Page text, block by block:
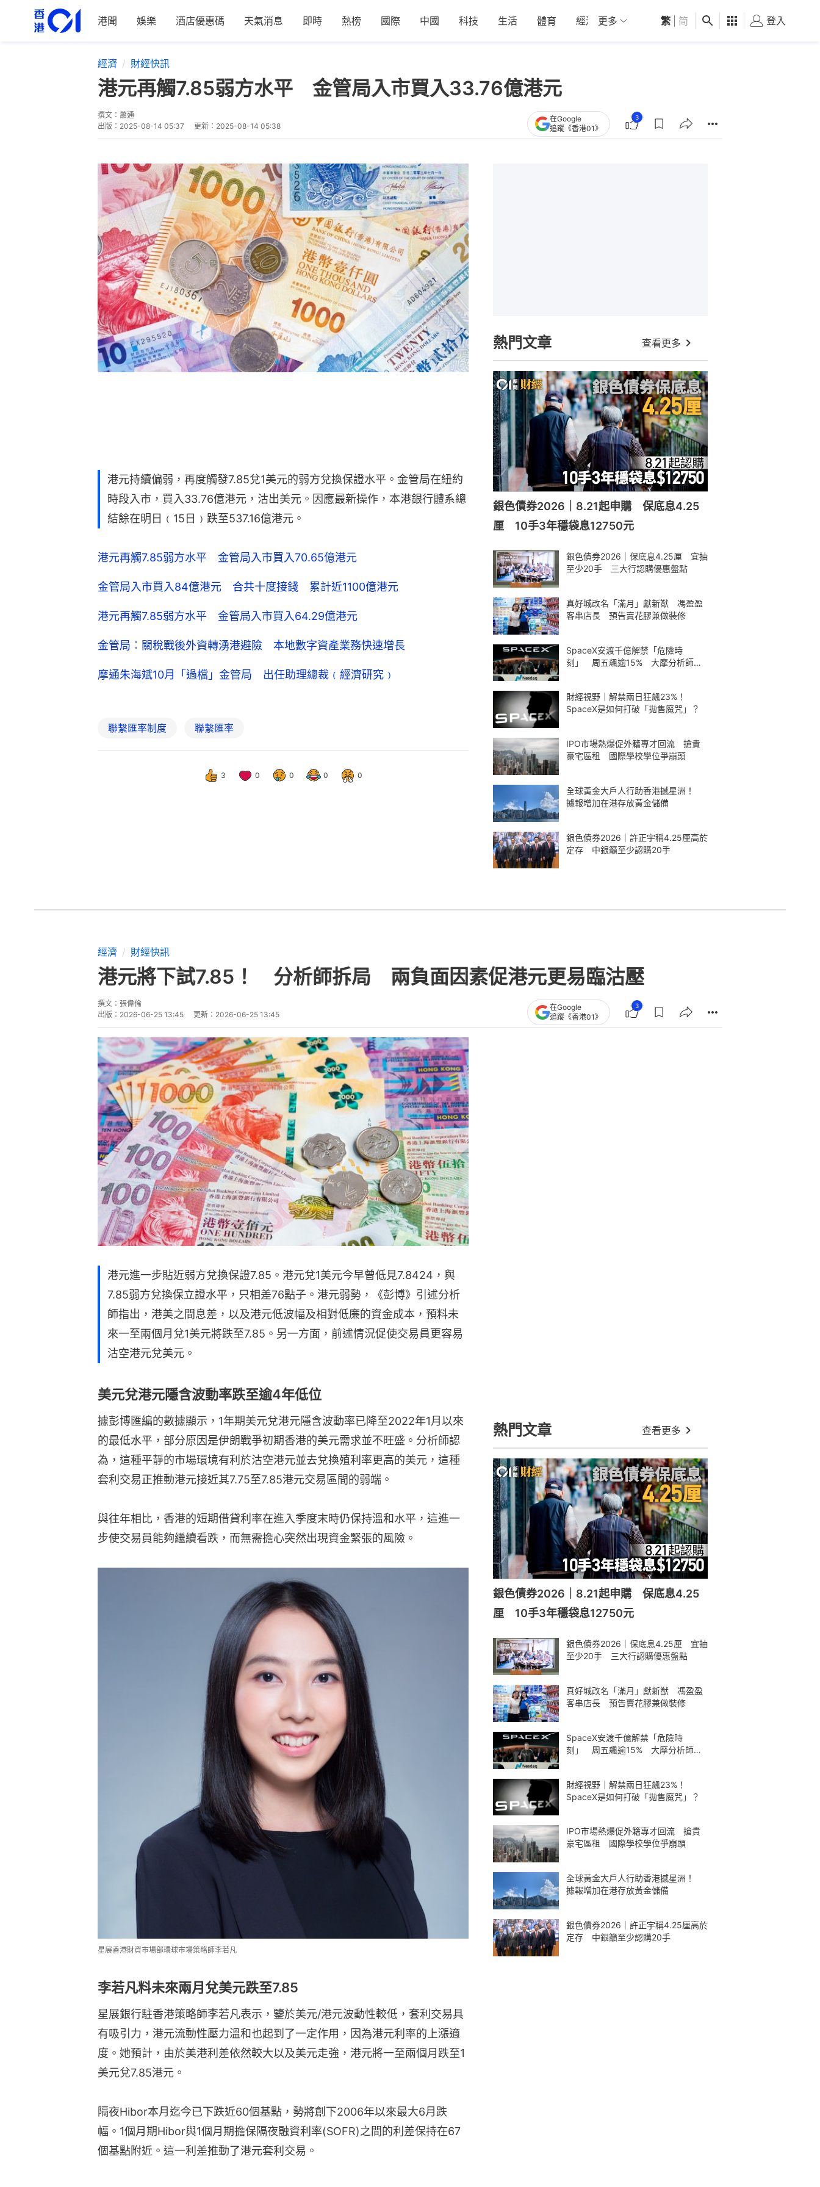
港聞 娛樂 酒店優惠碼 天氣消息 即時 熱榜 國際 中國 科技 生活 體育 經濟 01深圳 觀點 健康 好食玩飛
更多 繁 简 登入
經濟 財經快訊
港元再觸7.85弱方水平 金管局入市買入33.76億港元
撰文： 蕭通
出版： 2025-08-14 05:37 更新： 2025-08-14 05:38
在Google
追蹤《香港01》
3
港元持續偏弱，再度觸發7.85兌1美元的弱方兌換保證水平。金管局在紐約
時段入市，買入33.76億港元，沽出美元。因應最新操作，本港銀行體系總
結餘在明日﹙15日﹚跌至537.16億港元。
港元再觸7.85弱方水平 金管局入市買入70.65億港元
金管局入市買入84億港元 合共十度接錢 累計近1100億港元
港元再觸7.85弱方水平 金管局入市買入64.29億港元
金管局︰關稅戰後外資轉湧港避險 本地數字資產業務快速增長
摩通朱海斌10月「過檔」金管局 出任助理總裁﹙經濟研究﹚
聯繫匯率制度 聯繫匯率
3 0 0 0 0
熱門文章 查看更多
銀色債券2026｜8.21起申購 保底息4.25
厘 10手3年穩袋息12750元
銀色債券2026｜保底息4.25厘 宜抽
至少20手 三大行認購優惠盤點
真好城改名「滿月」獻新猷 馮盈盈
客串店長 預告賣花膠兼做裝修
SpaceX安渡千億解禁「危險時
刻」 周五飆逾15% 大摩分析師神
財經視野｜解禁兩日狂飆23%！
SpaceX是如何打破「拋售魔咒」？
IPO市場熱爆促外籍專才回流 搶貴
豪宅區租 國際學校學位爭崩頭
全球黃金大戶人行助香港撼星洲！
據報增加在港存放黃金儲備
銀色債券2026｜許正宇稱4.25厘高於
定存 中銀籲至少認購20手
經濟 財經快訊
港元將下試7.85！ 分析師拆局 兩負面因素促港元更易臨沽壓
撰文： 張偉倫
出版： 2026-06-25 13:45 更新： 2026-06-25 13:45
在Google
追蹤《香港01》
3
港元進一步貼近弱方兌換保證7.85。港元兌1美元今早曾低見7.8424，與
7.85弱方兌換保立證水平，只相差76點子。港元弱勢，《彭博》引述分析
師指出，港美之間息差，以及港元低波幅及相對低廉的資金成本，預料未
來一至兩個月兌1美元將跌至7.85。另一方面，前述情況促使交易員更​​容易
沽空港元兌美元。
美元兌港元隱含波動率跌至逾4年低位
據彭博匯編的數據顯示，1年期美元兌港元隱含波動率已降至2022年1月以來
的最低水平，部分原因是伊朗戰爭初期香港的美元需求並不旺盛。分析師認
為，這種平靜的市場環境有利於沽空港元並去兌換殖利率更高的美元，這種
套利交易正推動港元接近其7.75至7.85港元交易區間的弱端。
與往年相比，香港的短期借貸利率在進入季度末時仍保持溫和水平，這進一
步使交易員能夠繼續看跌，而無需擔心突然出現資金緊張的風險。
星展香港財資市場部環球市場策略師李若凡
李若凡料未來兩月兌美元跌至7.85
星展銀行駐香港策略師李若凡表示，鑒於美元/港元波動性較低，套利交易具
有吸引力，港元流動性壓力溫和也起到了一定作用，因為港元利率的上漲適
度。她預計，由於美港利差依然較大以及美元走強，港元將一至兩個月跌至1
美元兌7.85港元。
隔夜Hibor本月迄今已下跌近60個基點，勢將創下2006年以來最大6月跌
幅。1個月期Hibor與1個月期擔保隔夜融資利率(SOFR)之間的利差保持在67
個基點附近。這一利差推動了港元套利交易。
熱門文章 查看更多
銀色債券2026｜8.21起申購 保底息4.25
厘 10手3年穩袋息12750元
銀色債券2026｜保底息4.25厘 宜抽
至少20手 三大行認購優惠盤點
真好城改名「滿月」獻新猷 馮盈盈
客串店長 預告賣花膠兼做裝修
SpaceX安渡千億解禁「危險時
刻」 周五飆逾15% 大摩分析師神
財經視野｜解禁兩日狂飆23%！
SpaceX是如何打破「拋售魔咒」？
IPO市場熱爆促外籍專才回流 搶貴
豪宅區租 國際學校學位爭崩頭
全球黃金大戶人行助香港撼星洲！
據報增加在港存放黃金儲備
銀色債券2026｜許正宇稱4.25厘高於
定存 中銀籲至少認購20手